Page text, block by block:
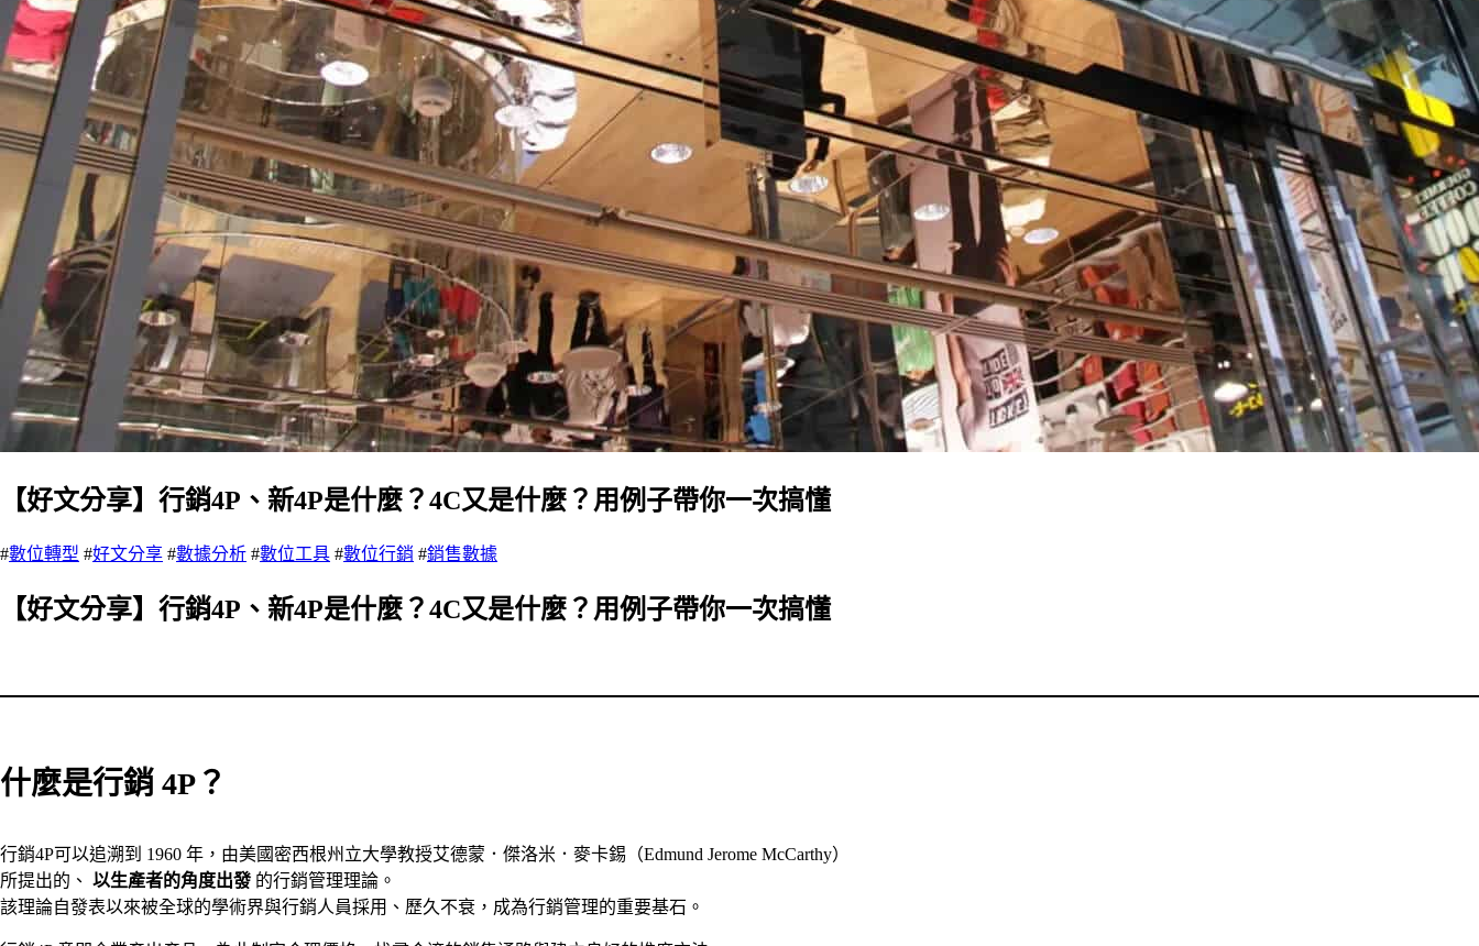
【好文分享】行銷4P、新4P是什麼？4C又是什麼？用例子帶你一次搞懂
#數位轉型 #好文分享 #數據分析 #數位工具 #數位行銷 #銷售數據
【好文分享】行銷4P、新4P是什麼？4C又是什麼？用例子帶你一次搞懂
什麼是行銷 4P？
行銷4P可以追溯到 1960 年，由美國密西根州立大學教授艾德蒙．傑洛米．麥卡錫（Edmund Jerome McCarthy）
所提出的、 以生產者的角度出發 的行銷管理理論。
該理論自發表以來被全球的學術界與行銷人員採用、歷久不衰，成為行銷管理的重要基石。